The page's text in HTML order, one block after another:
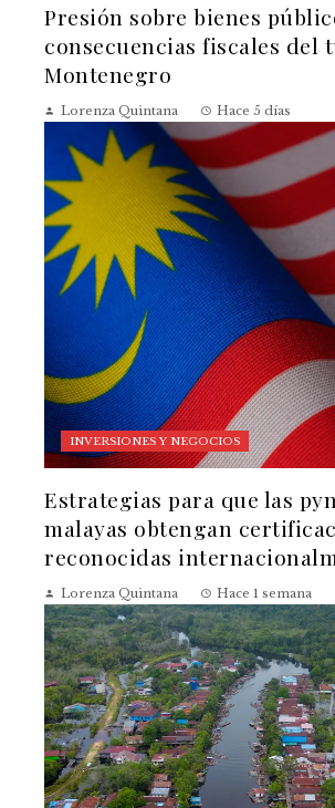
Presión sobre bienes
consecuencias fiscales del
Montenegro
Lorenza Quintana Hace 5 días
INVERSIONES Y NEGOCIOS
Estrategias para que las
malayas obtengan
reconocidas
Lorenza Quintana Hace 1 semana